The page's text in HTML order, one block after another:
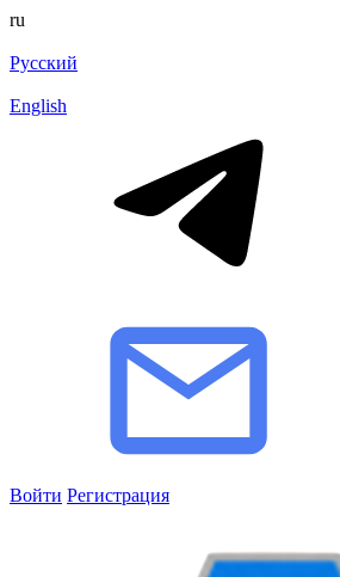
ru
Русский
English
Войти Регистрация